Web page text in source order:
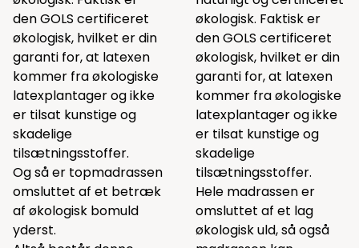
den GOLS certificeret
økologisk, hvilket er din
garanti for, at latexen
kommer fra økologiske
latexplantager og ikke
er tilsat kunstige og
skadelige
tilsætningsstoffer.
Og så er topmadrassen
omsluttet af et betræk
af økologisk bomuld
yderst.
økologisk. Faktisk er
den GOLS certificeret
økologisk, hvilket er din
garanti for, at latexen
kommer fra økologiske
latexplantager og ikke
er tilsat kunstige og
skadelige
tilsætningsstoffer.
Hele madrassen er
omsluttet af et lag
økologisk uld, så også